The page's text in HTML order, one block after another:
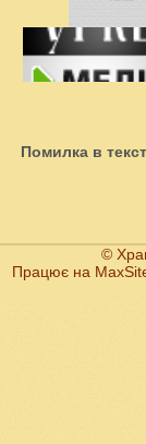
Помилка в
©
Працює на